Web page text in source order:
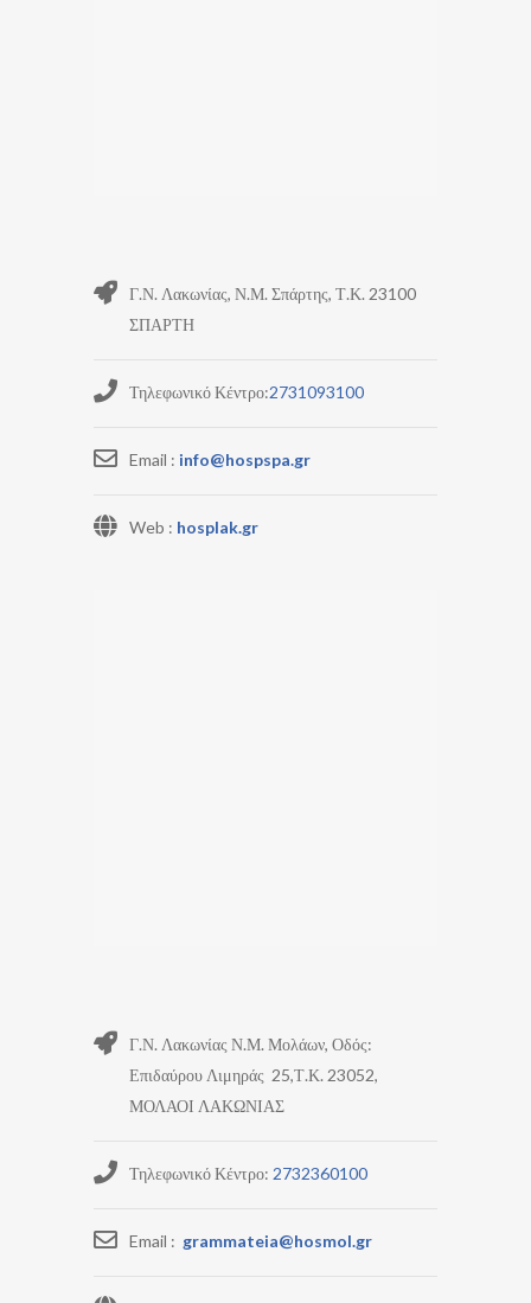
Γ.Ν. Λακωνίας, Ν.Μ. Σπάρτης, Τ.Κ. 23100
ΣΠΑΡΤΗ
Τηλεφωνικό Κέντρο:2731093100
Email : info@hospspa.gr
Web : hosplak.gr
Γ.Ν. Λακωνίας Ν.Μ. Μολάων, Οδός:
Επιδαύρου Λιμηράς 25,Τ.Κ. 23052,
ΜΟΛΑΟΙ ΛΑΚΩΝΙΑΣ
Τηλεφωνικό Κέντρο: 2732360100
Email : grammateia@hosmol.gr